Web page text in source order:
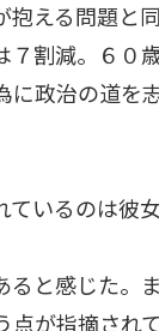
える問題と
割減。６０
政治の道を
いるのは彼
と感じた。
が指摘されて